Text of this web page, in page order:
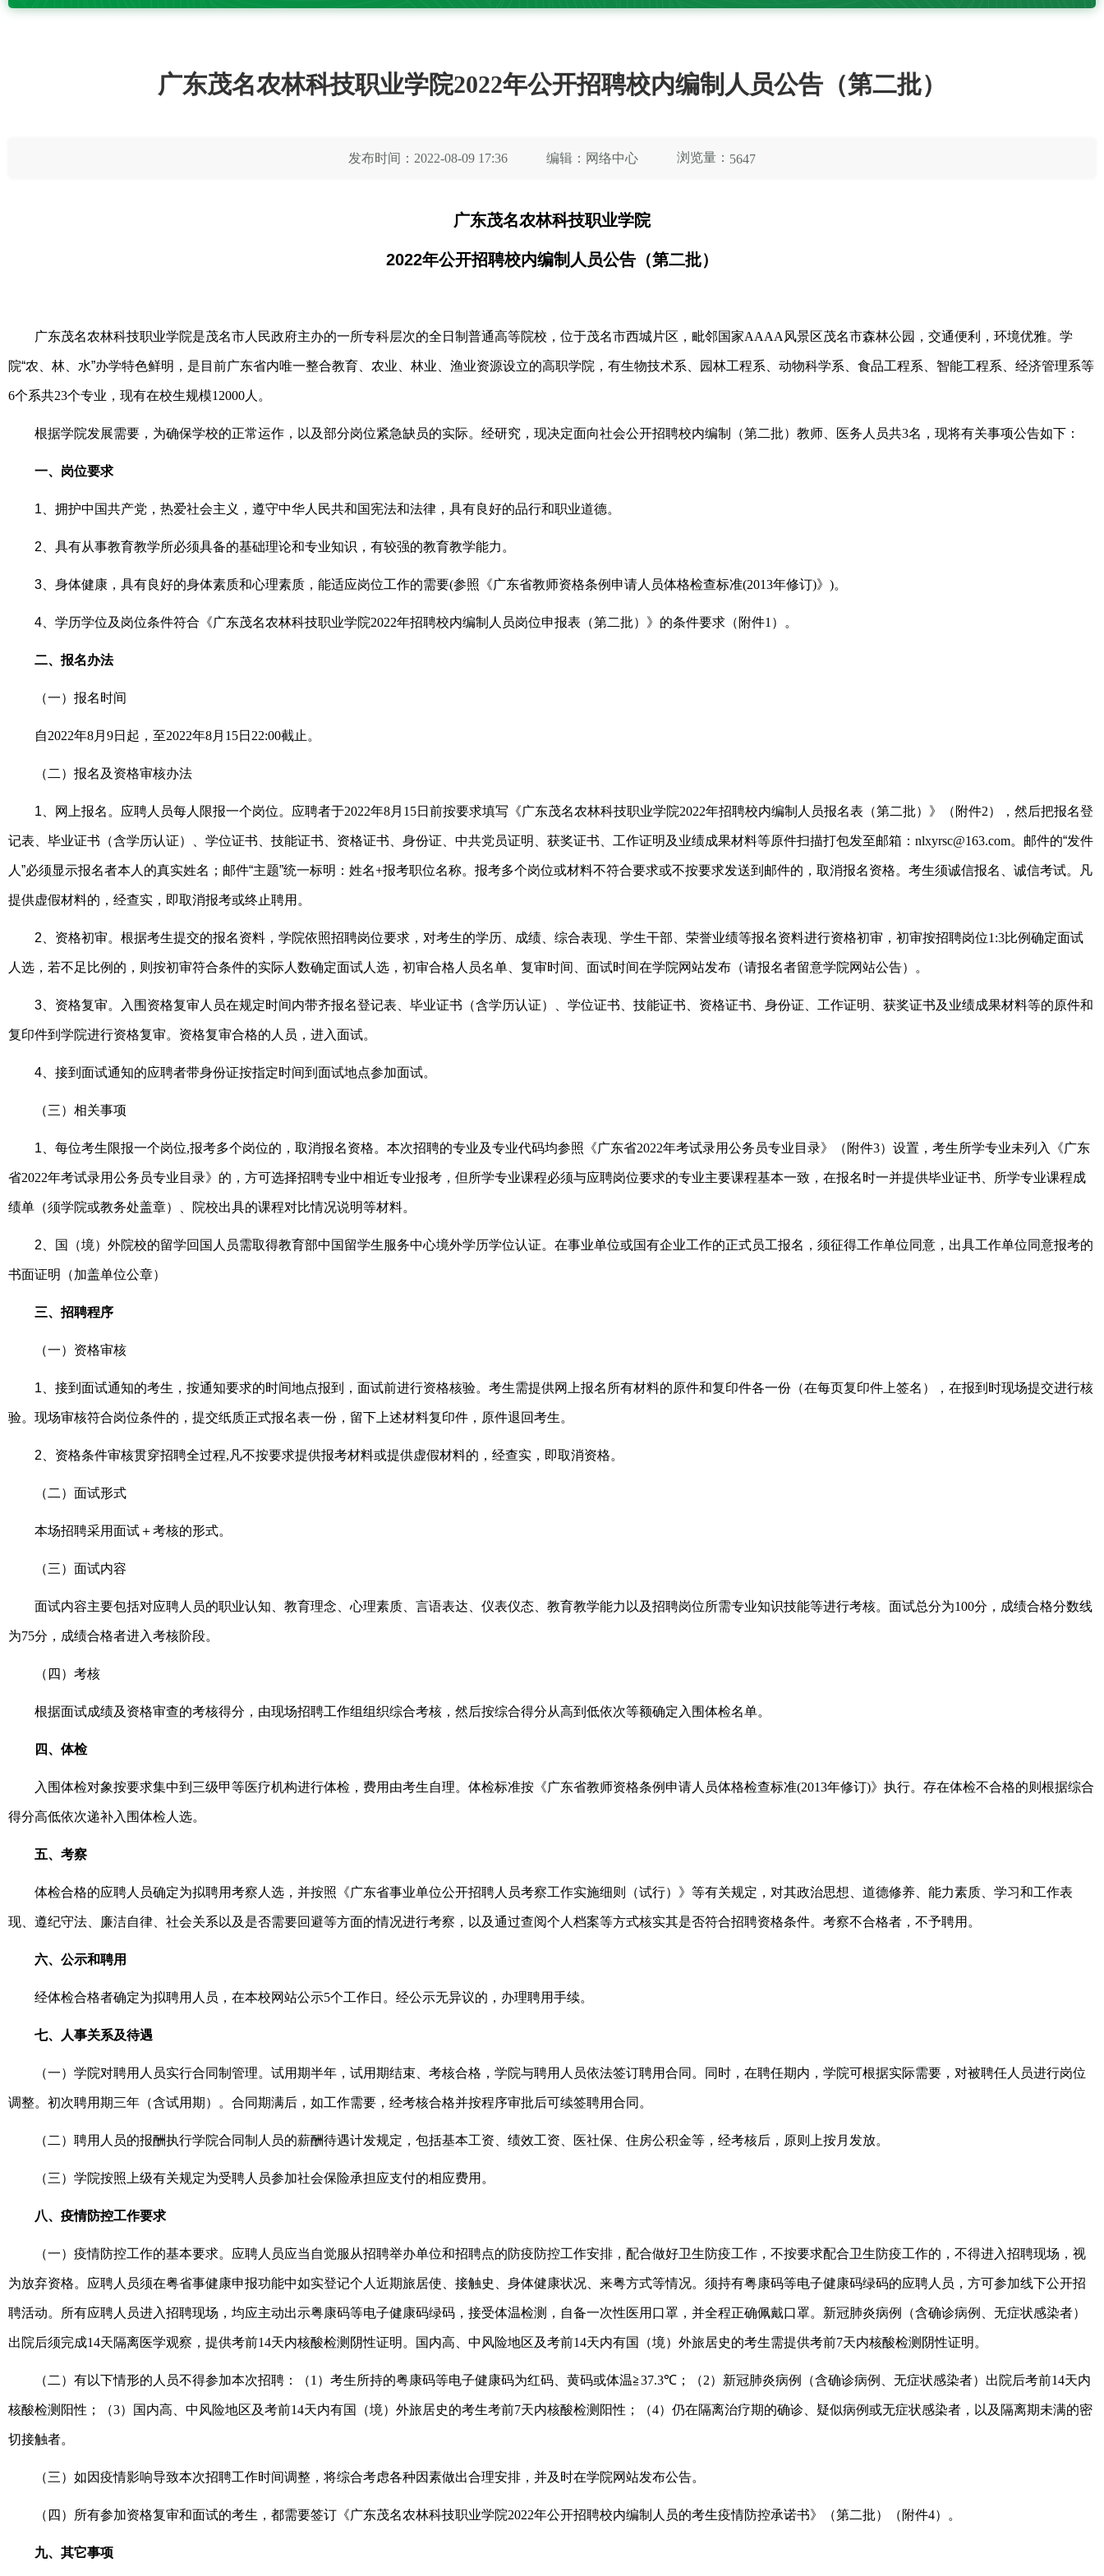
广东茂名农林科技职业学院2022年公开招聘校内编制人员公告（第二批）
发布时间：2022-08-09 17:36 编辑：网络中心 浏览量： 5647
广东茂名农林科技职业学院
2022年公开招聘校内编制人员公告（第二批）
广东茂名农林科技职业学院是茂名市人民政府主办的一所专科层次的全日制普通高等院校，位于茂名市西城片区，毗邻国家AAAA 风景区茂名市森林公园，交通便利，环境优雅。学
院“农、林、水”办学特色鲜明，是目前广东省内唯一整合教育、农业、林业、渔业资源设立的高职学院，有生物技术系、园林工程系、动物科学系、食品工程系、智能工程系、经济管理系等
6个系共23个专业，现有在校生规模12000人。
根据学院发展需要， 为确保学校的正常运作，以及部分岗位紧急缺员的实际。经研究，现决定面向社会公开招聘校内编制（第二批）教师、医务人员共3名，现将有关事项公告如下：
一、岗位要求
1 、拥护中国共产党，热爱社会主义，遵守中华人民共和国宪法和法律，具有良好的品行和职业道德。
2 、具有从事教育教学所必须具备的基础理论和专业知识，有较强的教育教学能力。
3 、身体健康，具有良好的身体素质和心理素质，能适应岗位工作的需要(参照《广东省教师资格条例申请人员体格检查标准(2013年修订)》 )。
4 、学历学位及岗位条件符合《广东茂名农林科技职业学院2022年招聘校内编制人员岗位申报表（第二批）》的条件要求（附件1 ）。
二、报名办法
（一）报名时间
自2022年8月 9日起，至2022年8月 15日 22:00截止。
（二）报名及资格审核办法
1 、网上报名。应聘人员每人限报一个岗位。应聘者于2022年8月 15日前按要求填写《广东茂名农林科技职业学院2022年招聘校内编制人员报名表（第二批）》（附件2），然后把报名登
记表、毕业证书（含学历认证）、学位证书、技能证书、资格证书、身份证、中共党员证明、获奖证书、工作证明及业绩成果材料等原件扫描打包发至邮箱： nlxyrsc@163.com。邮件的“发件
人”必须显示报名者本人的真实姓名；邮件“主题”统一标明：姓名+报考职位名称。报考多个岗位或材料不符合要求或不按要求发送到邮件的，取消报名资格。考生须诚信报名、诚信考试。凡
提供虚假材料的，经查实，即取消报考或终止聘用。
2 、资格初审。根据考生提交的报名资料，学院依照招聘岗位要求，对考生的学历、成绩、综合表现、学生干部、荣誉业绩等报名资料进行资格初审，初审按招聘岗位1:3比例确定面试
人选，若不足比例的，则按初审符合条件的实际人数确定面试人选，初审合格人员名单、复审时间、面试时间在学院网站发布（请报名者留意学院网站公告）。
3 、资格复审。入围资格复审人员在规定时间内带齐报名登记表、毕业证书（含学历认证）、学位证书、技能证书、资格证书、身份证、工作证明、获奖证书及业绩成果材料等的原件和
复印件到学院进行资格复审。资格复审合格的人员，进入面试。
4 、接到面试通知的应聘者带身份证按指定时间到面试地点参加面试。
（三）相关事项
1 、每位考生限报一个岗位,报考多个岗位的，取消报名资格。本次招聘的专业及专业代码均参照《广东省2022年考试录用公务员专业目录》（附件3）设置，考生所学专业未列入《广东
省2022年考试录用公务员专业目录》的，方可选择招聘专业中相近专业报考，但所学专业课程必须与应聘岗位要求的专业主要课程基本一致，在报名时一并提供毕业证书、所学专业课程成
绩单（须学院或教务处盖章）、院校出具的课程对比情况说明等材料。
2 、国（境）外院校的留学回国人员需取得教育部中国留学生服务中心境外学历学位认证。在事业单位或国有企业工作的正式员工报名，须征得工作单位同意，出具工作单位同意报考的
书面证明（加盖单位公章）
三、招聘程序
（一）资格审核
1 、接到面试通知的考生，按通知要求的时间地点报到，面试前进行资格核验。考生需提供网上报名所有材料的原件和复印件各一份（在每页复印件上签名），在报到时现场提交进行核
验。现场审核符合岗位条件的，提交纸质正式报名表一份，留下上述材料复印件，原件退回考生。
2 、资格条件审核贯穿招聘全过程, 凡不按要求提供报考材料或提供虚假材料的，经查实，即取消资格。
（二）面试形式
本场招聘采用面试＋考核的形式。
（三）面试内容
面试内容主要包括对应聘人员的职业认知、教育理念、心理素质、言语表达、仪表仪态、教育教学能力以及招聘岗位所需专业知识技能等进行考核。面试总分为100分，成绩合格分数线
为75分，成绩合格者进入考核阶段。
（四）考核
根据面试成绩及资格审查的考核得分，由现场招聘工作组组织综合考核，然后按综合得分从高到低依次等额确定入围体检名单。
四、体检
入围体检对象按要求集中到三级甲等医疗机构进行体检，费用由考生自理。体检标准按《广东省教师资格条例申请人员体格检查标准(2013年修订)》执行。存在体检不合格的则根据综合
得分高低依次递补入围体检人选。
五、考察
体检合格的应聘人员确定为拟聘用考察人选，并按照《广东省事业单位公开招聘人员考察工作实施细则（试行）》等有关规定，对其政治思想、道德修养、能力素质、学习和工作表
现、遵纪守法、廉洁自律、社会关系以及是否需要回避等方面的情况进行考察，以及通过查阅个人档案等方式核实其是否符合招聘资格条件。考察不合格者，不予聘用。
六、公示和聘用
经体检合格者确定为拟聘用人员，在本校网站公示5个工作日。经公示无异议的，办理聘用手续。
七、人事关系及待遇
（一）学院对聘用人员实行合同制管理。试用期半年，试用期结束、考核合格，学院与聘用人员依法签订聘用合同。同时，在聘任期内，学院可根据实际需要，对被聘任人员进行岗位
调整。初次聘用期三年（含试用期）。合同期满后，如工作需要，经考核合格并按程序审批后可续签聘用合同。
（二）聘用人员的报酬执行学院合同制人员的薪酬待遇计发规定，包括基本工资、绩效工资、医社保、住房公积金等，经考核后，原则上按月发放。
（三）学院按照上级有关规定为受聘人员参加社会保险承担应支付的相应费用。
八、疫情防控工作要求
（一）疫情防控工作的基本要求。应聘人员应当自觉服从招聘举办单位和招聘点的防疫防控工作安排，配合做好卫生防疫工作，不按要求配合卫生防疫工作的，不得进入招聘现场，视
为放弃资格。应聘人员须在粤省事健康申报功能中如实登记个人近期旅居使、接触史、身体健康状况、来粤方式等情况。须持有粤康码等电子健康码绿码的应聘人员，方可参加线下公开招
聘活动。所有应聘人员进入招聘现场，均应主动出示粤康码等电子健康码绿码，接受体温检测，自备一次性医用口罩，并全程正确佩戴口罩。新冠肺炎病例（含确诊病例、无症状感染者）
出院后须完成14天隔离医学观察，提供考前14天内核酸检测阴性证明。国内高、中风险地区及考前14天内有国（境）外旅居史的考生需提供考前7天内核酸检测阴性证明。
（二）有以下情形的人员不得参加本次招聘：（1 ）考生所持的粤康码等电子健康码为红码、黄码或体温≧37.3℃；（2）新冠肺炎病例（含确诊病例、无症状感染者）出院后考前14天内
核酸检测阳性；（3）国内高、中风险地区及考前14天内有国（境）外旅居史的考生考前7天内核酸检测阳性；（4）仍在隔离治疗期的确诊、疑似病例或无症状感染者，以及隔离期未满的密
切接触者。
（三）如因疫情影响导致本次招聘工作时间调整，将综合考虑各种因素做出合理安排，并及时在学院网站发布公告。
（四）所有参加资格复审和面试的考生，都需要签订《广东茂名农林科技职业学院2022年公开招聘校内编制人员的考生疫情防控承诺书》（第二批）（附件4）。
九、其它事项